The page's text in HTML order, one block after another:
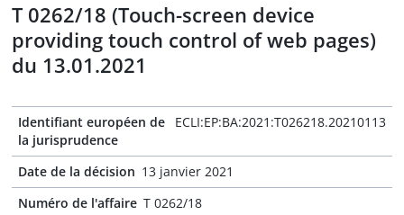
T 0262/18 (Touch-screen device
providing touch control of web pages)
du 13.01.2021
Identifiant européen de
la jurisprudence
ECLI:EP:BA:2021:T026218.20210113
Date de la décision 13 janvier 2021
Numéro de l'affaire T 0262/18